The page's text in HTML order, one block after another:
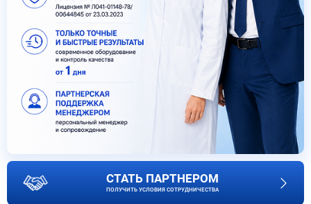
СТАТЬ ПАРТНЕРОМ
ПОЛУЧИТЬ УСЛОВИЯ СОТРУДНИЧЕСТВА